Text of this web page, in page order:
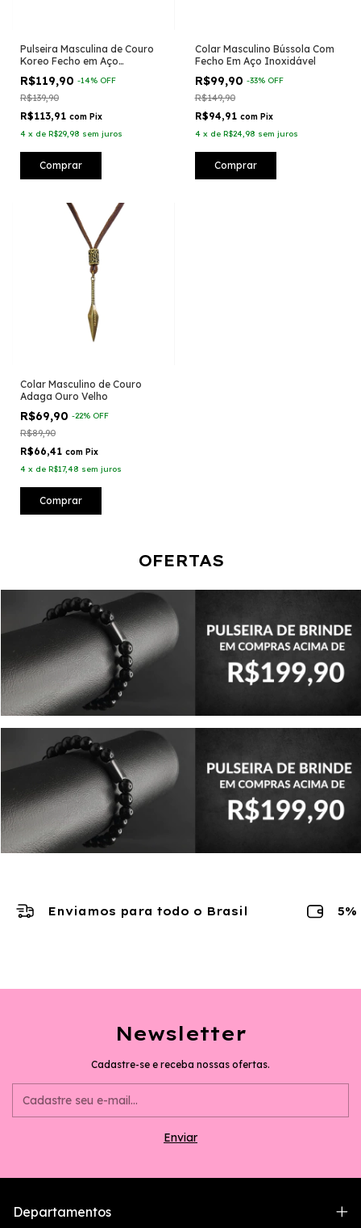
Pulseira Masculina de Couro
Koreo Fecho em Aço
R$119,90 -14% OFF
R$139,90
R$113,91 com Pix
4 x de R$29,98 sem juros
Comprar
Colar Masculino Bússola Com
Fecho Em Aço Inoxidável
R$99,90 -33% OFF
R$149,90
R$94,91 com Pix
4 x de R$24,98 sem juros
Colar Masculino de Couro
Adaga Ouro Velho
R$69,90 -22% OFF
R$89,90
R$66,41 com Pix
4 x de R$17,48 sem juros
OFERTAS
Enviamos para todo o Brasil
Newsletter
Cadastre-se e receba nossas ofertas.
Departamentos